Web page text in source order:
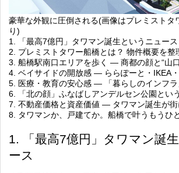
豪華な外観に圧倒される(画像はプレミストタ
り)
1. 「最高7億円」タワマン誕生というニュース
2. プレミストタワー船橋とは？ 物件概要を整
3. 船橋駅南口エリアを歩く ― 商都の顔と“山
4. ベイサイドの開放感 ― ららぽーと・IKEA
5. 医療・教育の安心感 ― 「暮らしのインフ
6. 「北の顔」ふなばしアンデルセン公園とい
7. 不動産価格と資産価値 ― タワマン誕生が
8. タワマンか、戸建てか。船橋で叶うもうひ
1. 「最高7億円」タワマン誕
ース